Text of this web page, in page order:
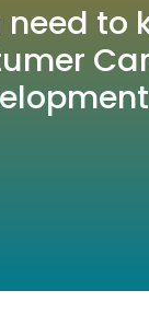
need